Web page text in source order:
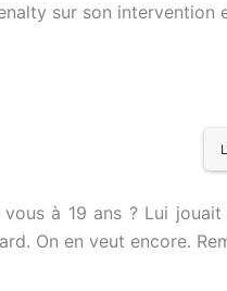
sur son
à 19 ans ? Lui
On en veut encore.